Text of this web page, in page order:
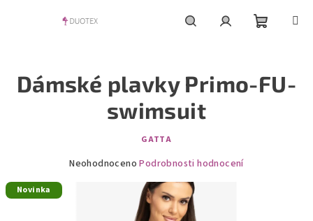
košík
Dámské plavky Primo-FU-
swimsuit
GATTA
Průměrné
Neohodnoceno Podrobnosti hodnocení
Novinka